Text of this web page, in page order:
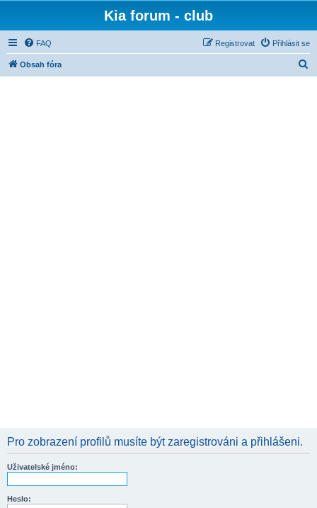
Kia forum - club
FAQ Přihlásit se
Registrovat
Obsah fóra
Pro zobrazení profilů musíte být zaregistrováni a přihlášeni.
Uživatelské jméno:
Heslo: